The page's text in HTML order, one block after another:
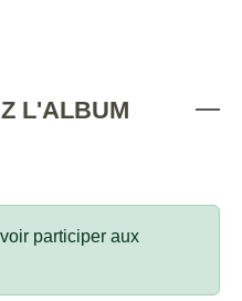
L'ALBUM
participer aux